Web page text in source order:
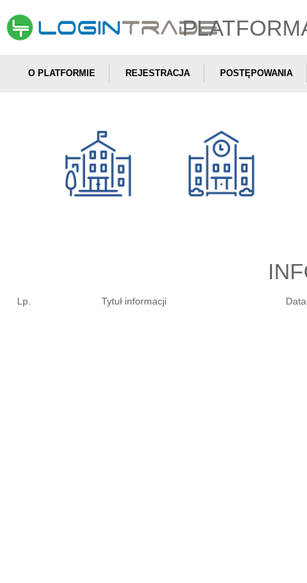
O PLATFORMIE REJESTRACJA POSTĘPOWANIA
Lp. Tytuł informacji